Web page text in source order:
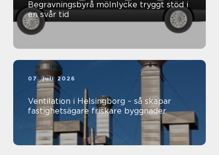
Begravningsbyrå mölnlycke tryggt stöd i
en svår tid
07. juli 2026
Ventilation i Helsingborg – så skapar
fastighetsägare friskare byggnader